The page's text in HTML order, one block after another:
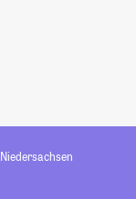
Niedersachsen